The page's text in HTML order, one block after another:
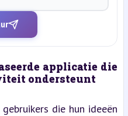
applicatie die
ondersteunt
die hun ideeën